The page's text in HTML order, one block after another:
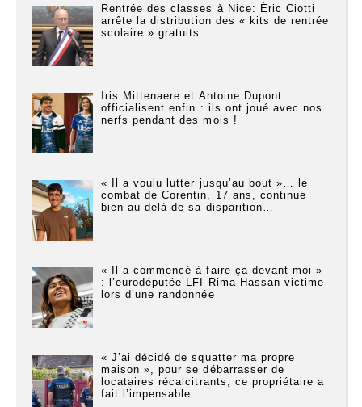
Rentrée des classes à Nice: Éric Ciotti
arrête la distribution des « kits de rentrée
scolaire » gratuits
Iris Mittenaere et Antoine Dupont
officialisent enfin : ils ont joué avec nos
nerfs pendant des mois !
« Il a voulu lutter jusqu’au bout »… le
combat de Corentin, 17 ans, continue
bien au-delà de sa disparition…
« Il a commencé à faire ça devant moi »
: l’eurodéputée LFI Rima Hassan victime
lors d’une randonnée
« J’ai décidé de squatter ma propre
maison », pour se débarrasser de
locataires récalcitrants, ce propriétaire a
fait l’impensable